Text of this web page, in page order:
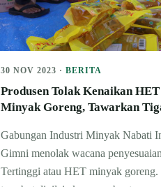
30 NOV 2023 ·BERITA
Produsen Tolak Kenaikan
Minyak Goreng, Tawarkan
Gabungan Industri Minyak Nabati
Gimni menolak wacana
Tertinggi atau HET minyak goreng.